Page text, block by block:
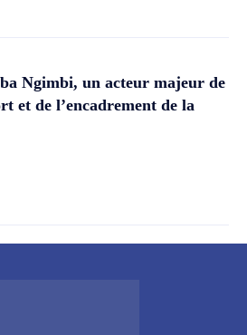
Ngimbi, un acteur majeur de
et de l’encadrement de la